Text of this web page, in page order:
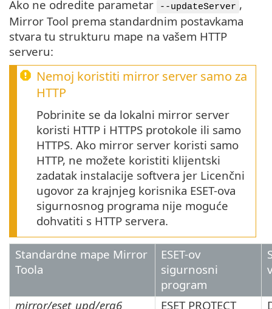
Ako ne odredite parametar --updateServer ,
Mirror Tool prema standardnim postavkama
stvara tu strukturu mape na vašem HTTP
serveru:
Nemoj koristiti mirror server samo za
HTTP
Pobrinite se da lokalni mirror server
koristi HTTP i HTTPS protokole ili samo
HTTPS. Ako mirror server koristi samo
HTTP, ne možete koristiti klijentski
zadatak instalacije softvera jer Licenčni
ugovor za krajnjeg korisnika ESET-ova
sigurnosnog programa nije moguće
dohvatiti s HTTP servera.
Standardne mape Mirror
Toola
ESET-ov
sigurnosni
program
mirror/eset_upd/era6 ESET PROTECT